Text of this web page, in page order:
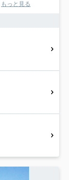
もっと見る